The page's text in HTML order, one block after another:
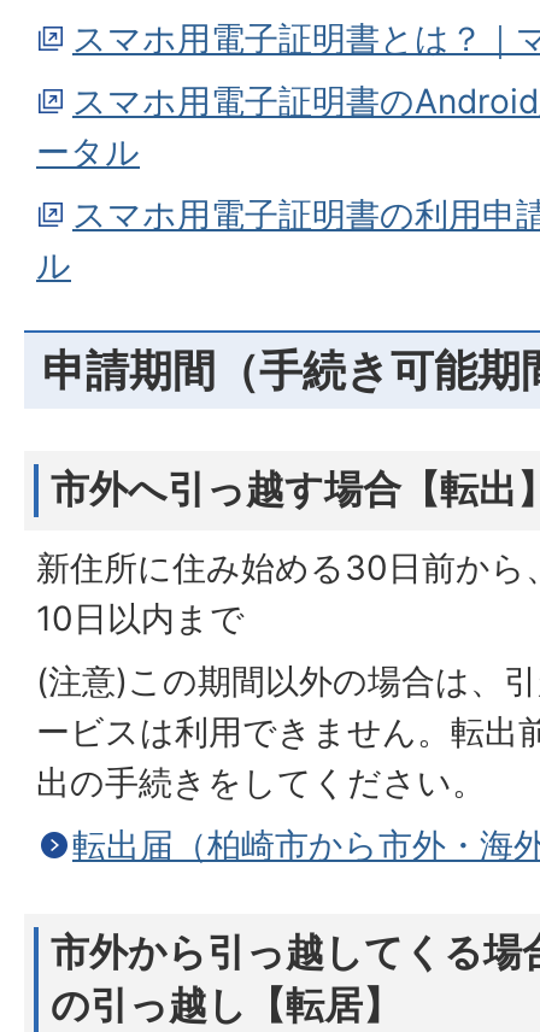
スマホ用電子証明書とは？｜
スマホ用電子証明書の
ータル
スマホ用電子証明書の利用申
ル
申請期間（手続き可能期
市外へ引っ越す場合【転出
新住所に住み始める30日前から
10日以内まで
(注意)この期間以外の場合は、
ービスは利用できません。転出
出の手続きをしてください。
転出届（柏崎市から市外・海
市外から引っ越してくる場
の引っ越し【転居】